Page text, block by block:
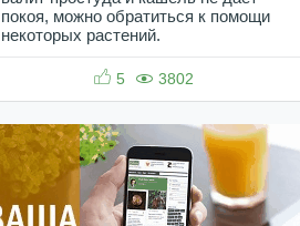
покоя, можно обратиться к помощи
некоторых растений.
5 3802